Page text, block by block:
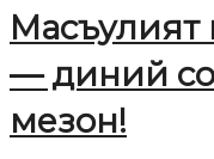
Масъулият
— диний
мезон!